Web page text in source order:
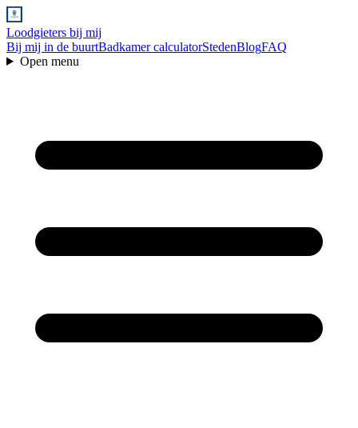
Loodgieters bij mij
Bij mij in de buurtBadkamer calculatorStedenBlogFAQ
Open menu